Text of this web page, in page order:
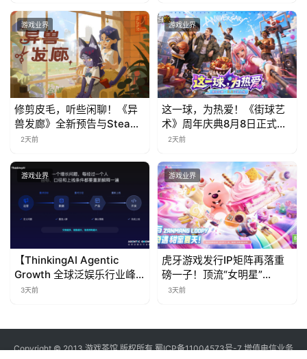
国
) 游戏业界
修剪皮毛，听些闲聊！《异
兽发廊》全新预告与Steam
免费试玩公开
2天前
游戏业界
这一球，为热爱！《街球艺
术》周年庆典8月8日正式上
线，多重福利与全新内容同
2天前
游戏业界
【ThinkingAI Agentic
Growth 全球泛娱乐行业峰
会】Agent 时代，人到底负
3天前
游戏业界
虎牙游戏发行IP矩阵再落重
磅一子！顶流“女明星”
ZANMANG LOOPY 正版3D
3天前
Copyright © 2013 游戏茶馆 版权所有蜀ICP备11004573号-7增值电信业务